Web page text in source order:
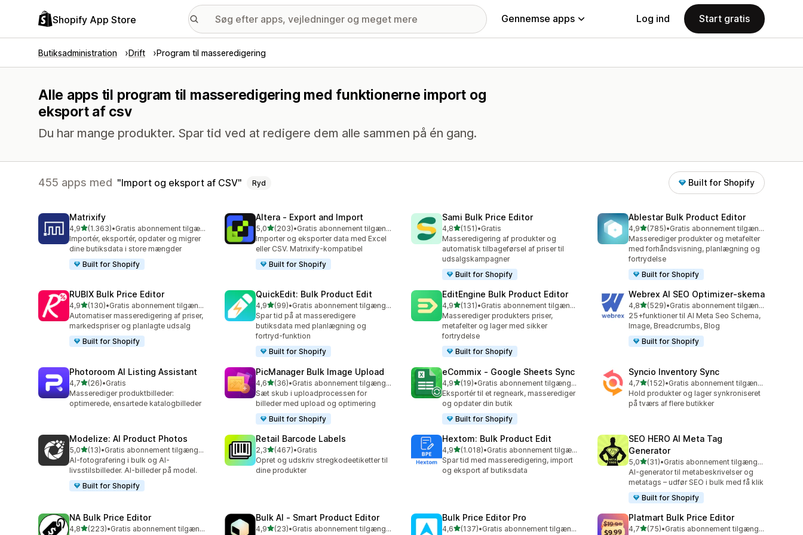
Shopify App Store Gennemse apps Log ind Start gratis
Butiksadministration Drift Program til masseredigering
Alle apps til program til masseredigering med funktionerne import og
eksport af csv
Du har mange produkter. Spar tid ved at redigere dem alle sammen på én gang.
455 apps med Import og eksport af CSV Ryd Built for Shopify
Matrixify
4,9ud af 5 stjerner
(1.363)
1363 anmeldelser i alt
•
Gratis abonnement tilgængeligt
Importér, eksportér, opdater og migrer
dine butiksdata i store mængder
Built for Shopify
Altera ‑ Export and Import
5,0ud af 5 stjerner
(203)
203 anmeldelser i alt
•
Gratis abonnement tilgængeligt
Importer og eksporter data med Excel
eller CSV. Matrixify-kompatibel
Built for Shopify
Sami Bulk Price Editor
4,8ud af 5 stjerner
(151)
151 anmeldelser i alt
•Gratis
Masseredigering af produkter og
automatisk tilbageførsel af priser til
udsalgskampagner
Built for Shopify
Ablestar Bulk Product Editor
4,9ud af 5 stjerner
(785)
785 anmeldelser i alt
•
Gratis abonnement tilgængeligt
Masserediger produkter og metafelter
med forhåndsvisning, planlægning og
fortrydelse
Built for Shopify
RUBIX Bulk Price Editor
4,9ud af 5 stjerner
(130)
130 anmeldelser i alt
•
Gratis abonnement tilgængeligt
Automatiser masseredigering af priser,
markedspriser og planlagte udsalg
Built for Shopify
QuickEdit: Bulk Product Edit
4,9ud af 5 stjerner
(99)
99 anmeldelser i alt
•
Gratis abonnement tilgængeligt
Spar tid på at masseredigere
butiksdata med planlægning og
fortryd-funktion
Built for Shopify
EditEngine Bulk Product Editor
4,9ud af 5 stjerner
(131)
131 anmeldelser i alt
•
Gratis abonnement tilgængeligt
Masserediger produkters priser,
metafelter og lager med sikker
fortrydelse
Built for Shopify
Webrex AI SEO Optimizer‑skema
4,8ud af 5 stjerner
(529)
529 anmeldelser i alt
•
Gratis abonnement tilgængeligt
25+funktioner til AI Meta Seo Schema,
Image, Breadcrumbs, Blog
Built for Shopify
Photoroom AI Listing Assistant
4,7ud af 5 stjerner
(26)
26 anmeldelser i alt
•Gratis
Masserediger produktbilleder:
optimerede, ensartede katalogbilleder
PicManager Bulk Image Upload
4,6ud af 5 stjerner
(36)
36 anmeldelser i alt
•
Gratis abonnement tilgængeligt
Sæt skub i uploadprocessen for
billeder med upload og optimering
Built for Shopify
eCommix ‑ Google Sheets Sync
4,9ud af 5 stjerner
(19)
19 anmeldelser i alt
•
Gratis abonnement tilgængeligt
Eksportér til et regneark, masserediger
og opdater din butik
Built for Shopify
Syncio Inventory Sync
4,7ud af 5 stjerner
(152)
152 anmeldelser i alt
•
Gratis abonnement tilgængeligt
Hold produkter og lager synkroniseret
på tværs af flere butikker
Modelize: AI Product Photos
5,0ud af 5 stjerner
(13)
13 anmeldelser i alt
•
Gratis abonnement tilgængeligt
AI-fotografering i bulk og AI-
livsstilsbilleder. AI-billeder på model.
Built for Shopify
Retail Barcode Labels
2,3ud af 5 stjerner
(467)
467 anmeldelser i alt
•Gratis
Opret og udskriv stregkodeetiketter til
dine produkter
Hextom: Bulk Product Edit
4,9ud af 5 stjerner
(1.018)
1018 anmeldelser i alt
•
Gratis abonnement tilgængeligt
Spar tid med masseredigering, import
og eksport af butiksdata
SEO HERO AI Meta Tag
Generator
5,0ud af 5 stjerner
(31)
31 anmeldelser i alt
•
Gratis abonnement tilgængeligt
AI-generator til metabeskrivelser og
metatags – udfør SEO i bulk med få klik
Built for Shopify
NA Bulk Price Editor
4,8ud af 5 stjerner
(223)
223 anmeldelser i alt
•
Gratis abonnement tilgængeligt
Bulk AI ‑ Smart Product Editor
4,9ud af 5 stjerner
(23)
23 anmeldelser i alt
•
Gratis abonnement tilgængeligt
Bulk Price Editor Pro
4,6ud af 5 stjerner
(137)
137 anmeldelser i alt
•
Gratis abonnement tilgængeligt
Platmart Bulk Price Editor
4,7ud af 5 stjerner
(75)
75 anmeldelser i alt
•
Gratis abonnement tilgængeligt